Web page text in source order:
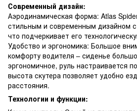
Современный дизайн:
Аэродинамическая форма: Atlas
стильным и современным дизайном
что подчеркивает его
Удобство и эргономика: Большое
комфорту водителя – сиденье
эргономичное, руль настраивается
высота скутера позволяет удобно
расстояния.
Технологии и функции: